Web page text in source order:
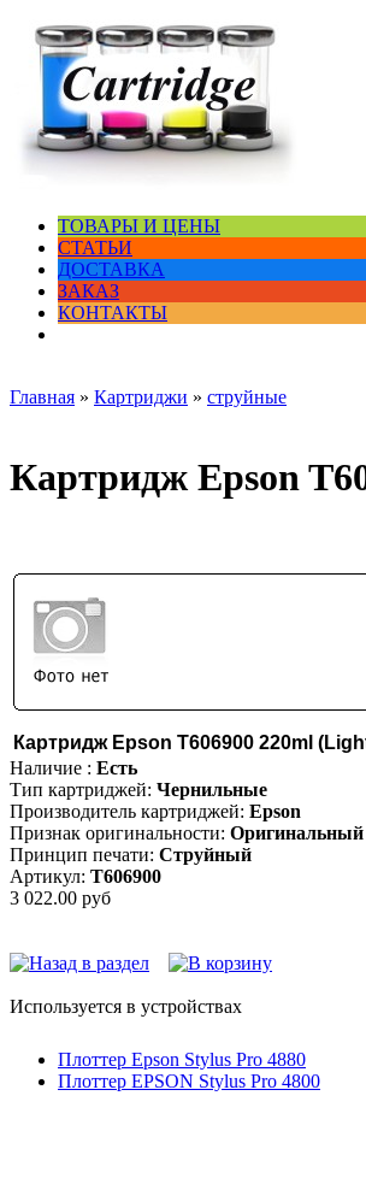
ТОВАРЫ И ЦЕНЫ
СТАТЬИ
ДОСТАВКА
ЗАКАЗ
КОНТАКТЫ
Главная » Картриджи » струйные
Картридж Epson
Картридж Epson T606900 220ml
Наличие : Есть
Тип картриджей: Чернильные
Производитель картриджей: Epson
Признак оригинальности: Оригинальный
Принцип печати: Струйный
Артикул: T606900
3 022.00 руб
Используется в устройствах
Плоттер Epson Stylus Pro 4880
Плоттер EPSON Stylus Pro 4800